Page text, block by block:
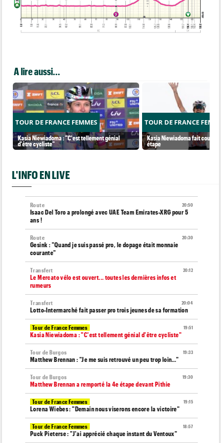
A lire aussi...
TOUR DE FRANCE FEMMES
Kasia Niewiadoma : "C'est tellement génial
d'être cycliste"
TOUR DE FRANCE
Kasia Niewiadoma fait coup
étape
L'INFO EN LIVE
20:50
Route
Isaac Del Toro a prolongé avec UAE Team Emirates-XRG pour 5
ans !
20:30
Route
Gesink : "Quand je suis passé pro, le dopage était monnaie
courante"
20:12
Transfert
Le Mercato vélo est ouvert... toutes les dernières infos et
rumeurs
20:04
Transfert
Lotto-Intermarché fait passer pro trois jeunes de sa formation
19:51
Tour de France Femmes
Kasia Niewiadoma : "C'est tellement génial d'être cycliste"
19:33
Tour de Burgos
Matthew Brennan : "Je me suis retrouvé un peu trop loin…"
19:30
Tour de Burgos
Matthew Brennan a remporté la 4e étape devant Pithie
19:15
Tour de France Femmes
Lorena Wiebes : "Demain nous viserons encore la victoire"
18:57
Tour de France Femmes
Puck Pieterse : "J'ai apprécié chaque instant du Ventoux"